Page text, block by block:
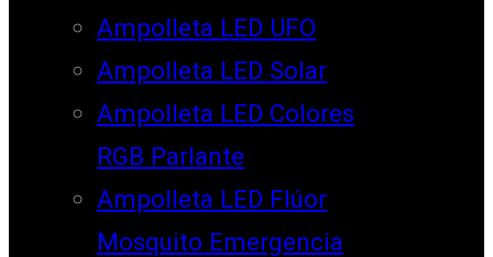
Ampolleta LED UFO
Ampolleta LED Solar
Ampolleta LED Colores
RGB Parlante
Ampolleta LED Flúor
Mosquito Emergencia